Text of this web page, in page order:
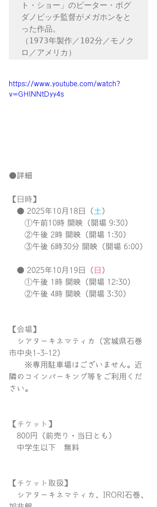
ト・ショー」のピーター・ボグ
ダノビッチ監督がメガホンをと
った作品。
（1973年製作／102分／モノク
ロ／アメリカ）
https://www.youtube.com/watch?
v=GHlNNtDyy4s
●詳細
【日時】
● 2025年10月18日（土）
①午前10時 開映（開場 9:30）
②午後 2時 開映（開場 1:30）
③午後 6時30分 開映（開場 6:00）
● 2025年10月19日（ 日 ）
①午後 1時 開映（開場 12:30）
②午後 4時 開映（開場 3:30）
【会場】
シアターキネマティカ（宮城県石巻
市中央1-3-12）
※専用駐車場はございません。近
隣のコインパーキング等をご利用くだ
さい。
【チケット】
800円（前売り・当日とも）
中学生以下　無料
【チケット取扱】
シアターキネマティカ、IRORI石巻、